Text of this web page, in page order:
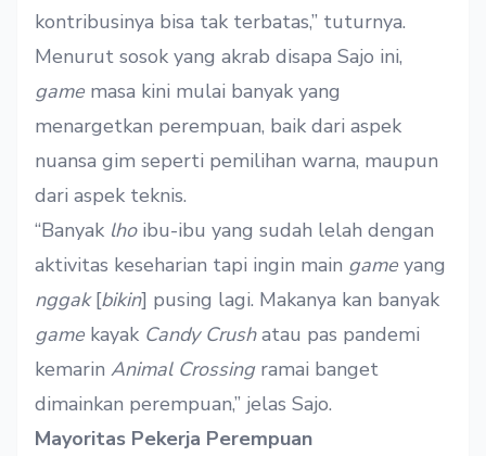
kontribusinya bisa tak terbatas,” tuturnya.
Menurut sosok yang akrab disapa Sajo ini,
game masa kini mulai banyak yang
menargetkan perempuan, baik dari aspek
nuansa gim seperti pemilihan warna, maupun
dari aspek teknis.
“Banyak lhoibu-ibu yang sudah lelah dengan
aktivitas keseharian tapi ingin main game yang
nggak[bikin] pusing lagi. Makanya kan banyak
game kayak Candy Crushatau pas pandemi
kemarin Animal Crossingramai banget
dimainkan perempuan,” jelas Sajo.
Mayoritas Pekerja Perempuan